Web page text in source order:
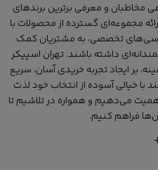
مخاطبان و معرفی برترین برندهای
مجموعه‌ای گسترده از محصولات با
تخصصی، به مشتریان کمک
داشته باشند. تهران اسپیکر
بر ایجاد تجربه خریدی آسان، سریع
با خیالی آسوده از انتخاب خود لذت
می‌دهیم و همواره در تلاشیم تا
فراهم کنیم.